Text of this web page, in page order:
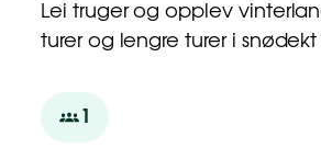
Lei truger og opplev
turer og lengre turer i
1